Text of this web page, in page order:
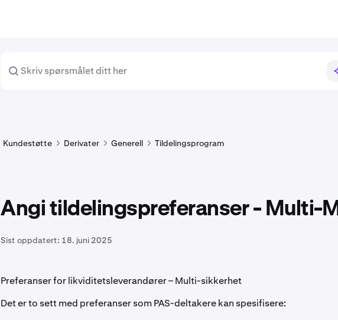
Kundestøtte Derivater Generell Tildelingsprogram
Angi tildelingspreferanser - Multi-M
Sist oppdatert: 18. juni 2025
Preferanser for likviditetsleverandører – Multi-sikkerhet
Det er to sett med preferanser som PAS-deltakere kan spesifisere: